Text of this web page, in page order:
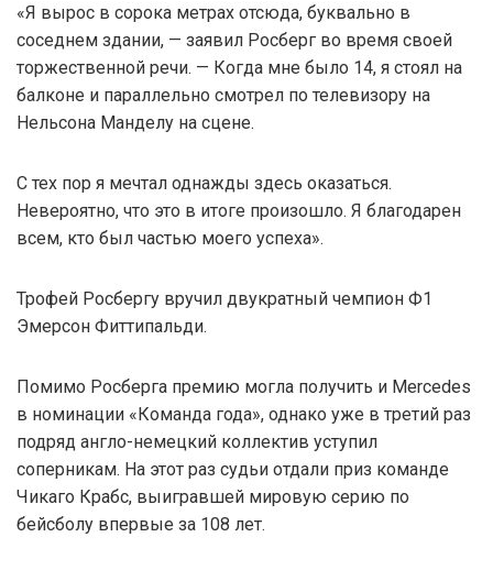
«Я вырос в сорока метрах отсюда, буквально в
соседнем здании, — заявил Росберг во время своей
торжественной речи. — Когда мне было 14, я стоял на
балконе и параллельно смотрел по телевизору на
Нельсона Манделу на сцене.
С тех пор я мечтал однажды здесь оказаться.
Невероятно, что это в итоге произошло. Я благодарен
всем, кто был частью моего успеха».
Трофей Росбергу вручил двукратный чемпион Ф1
Эмерсон Фиттипальди.
Помимо Росберга премию могла получить и Mercedes
в номинации «Команда года», однако уже в третий раз
подряд англо-немецкий коллектив уступил
соперникам. На этот раз судьи отдали приз команде
Чикаго Крабс, выигравшей мировую серию по
бейсболу впервые за 108 лет.